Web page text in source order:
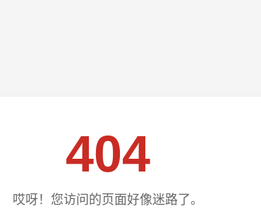
404
哎呀！您访问的页面好像迷路了。